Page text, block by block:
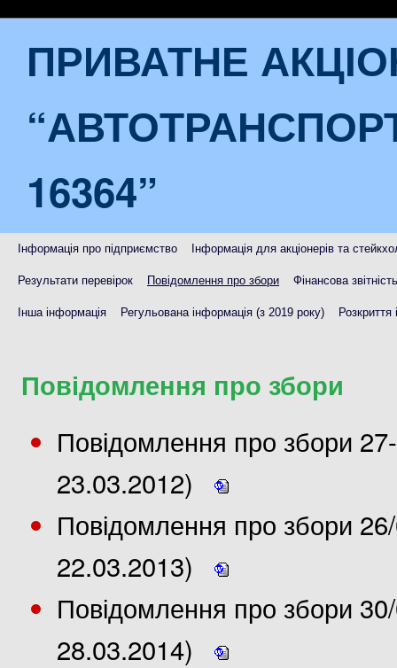
ПРИВАТНЕ
16364”
Інформація про підприємство Інформація для акціонерів та
Результати перевірок Повідомлення про збори Фінансова
Інша інформація Регульована інформація (з 2019 року) Розкриття
Повідомлення про збори
Повідомлення про збори
23.03.2012)
Повідомлення про збори
22.03.2013)
Повідомлення про збори
28.03.2014)